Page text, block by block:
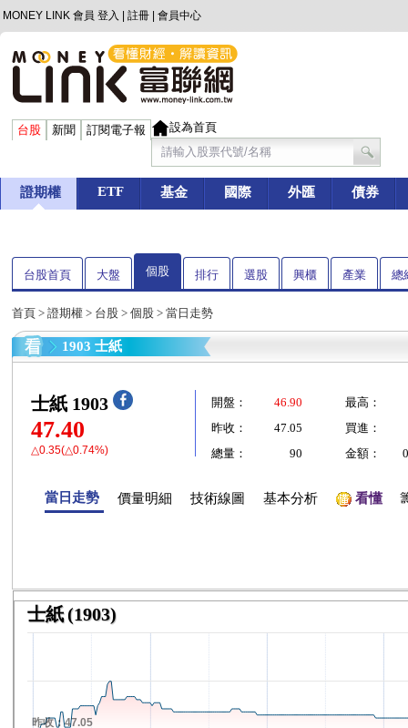
MONEY LINK 會員 登入 註冊 會員中心
台股 新聞 訂閱電子報 設為首頁
證期權 ETF 基金 國際 外匯 債券
台股首頁 大盤 個股 排行 選股 興櫃 產業 總
首頁 > 證期權 > 台股 > 個股 > 當日走勢
1903 士紙
士紙 1903
47.40
△0.35(△0.74%)
開盤： 46.90
最高：
昨收：
47.05
買進：
總量：
90 金額：
當日走勢 價量明細 技術線圖 基本分析 看懂